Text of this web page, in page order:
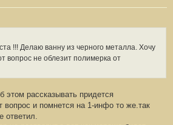
!!! Делаю ванну из черного металла. Хочу
вопрос не облезит полимерка от
этом рассказывать придется
вопрос и помнется на 1-инфо то же.так
ответил.